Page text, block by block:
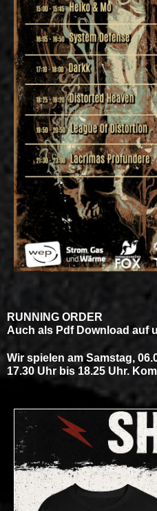
RUNNING ORDER
Auch als Pdf Download auf
Wir spielen am Samstag,
17.30 Uhr bis 18.25 Uhr.